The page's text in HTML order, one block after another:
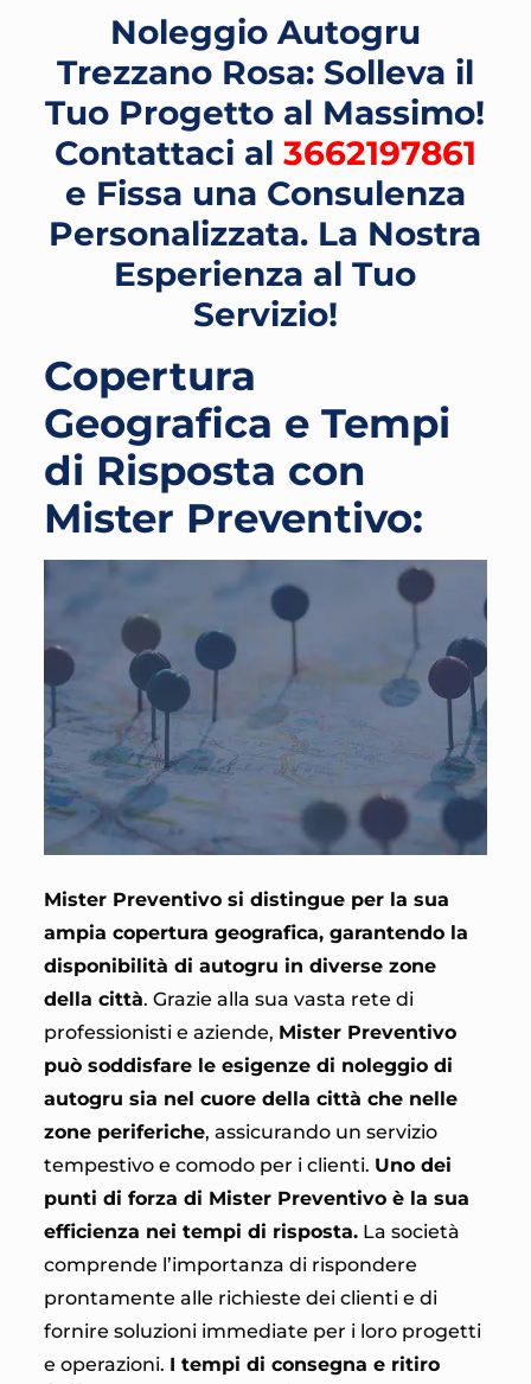
Noleggio Autogru
Trezzano Rosa: Solleva il
Tuo Progetto al Massimo!
Contattaci al 3662197861
e Fissa una Consulenza
Personalizzata. La Nostra
Esperienza al Tuo
Servizio!
Copertura
Geografica e Tempi
di Risposta con
Mister Preventivo:
Mister Preventivo si distingue per la sua
ampia copertura geografica, garantendo la
disponibilità di autogru in diverse zone
della città. Grazie alla sua vasta rete di
professionisti e aziende, Mister Preventivo
può soddisfare le esigenze di noleggio di
autogru sia nel cuore della città che nelle
zone periferiche, assicurando un servizio
tempestivo e comodo per i clienti. Uno dei
punti di forza di Mister Preventivo è la sua
efficienza nei tempi di risposta.La società
comprende l’importanza di rispondere
prontamente alle richieste dei clienti e di
fornire soluzioni immediate per i loro progetti
e operazioni. I tempi di consegna e ritiro